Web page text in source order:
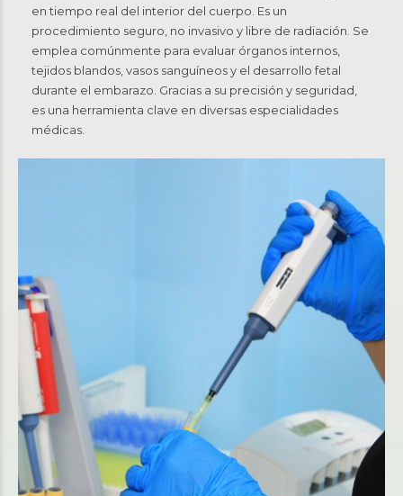
en tiempo real del interior del cuerpo. Es un
procedimiento seguro, no invasivo y libre de radiación. Se
emplea comúnmente para evaluar órganos internos,
tejidos blandos, vasos sanguíneos y el desarrollo fetal
durante el embarazo. Gracias a su precisión y seguridad,
es una herramienta clave en diversas especialidades
médicas.